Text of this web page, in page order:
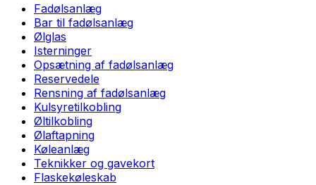
Fadølsanlæg
Bar til fadølsanlæg
Ølglas
Isterninger
Opsætning af fadølsanlæg
Reservedele
Rensning af fadølsanlæg
Kulsyretilkobling
Øltilkobling
Ølaftapning
Køleanlæg
Teknikker og gavekort
Flaskekøleskab